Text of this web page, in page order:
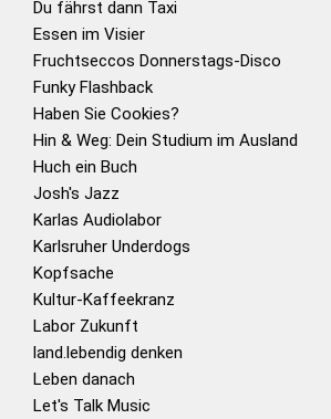
Du fährst dann Taxi
Essen im Visier
Fruchtseccos Donnerstags-Disco
Funky Flashback
Haben Sie Cookies?
Hin & Weg: Dein Studium im Ausland
Huch ein Buch
Josh's Jazz
Karlas Audiolabor
Karlsruher Underdogs
Kopfsache
Kultur-Kaffeekranz
Labor Zukunft
land.lebendig denken
Leben danach
Let's Talk Music